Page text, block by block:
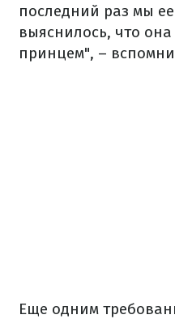
последний раз мы
выяснилось, что
принцем", –
Еще одним